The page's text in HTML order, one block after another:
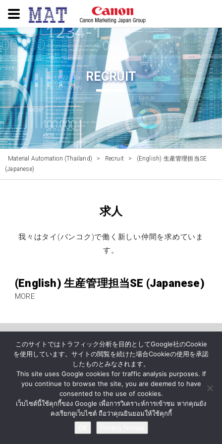
RECRUIT
Material Automation (Thailand) > Recruit >
(English) 生産管理担当SE
(Japanese)
求人
我々はタイ(バンコク)で働く新しい仲間を求めていま
す。
(English) 生産管理担当SE (Japanese)
MORE
プライバシー通知
© BY MATERIAL AUTOMATION ( THAILAND ) Co., Ltd.
このサイトではトラフィック分析を目的としてGoogle社のCookie
を使用しています。サイトの閲覧を続けた場合Cookieの使用を承諾
したものとみなされます。
This site uses Google cookies for traffic analysis purposes. If
you continue to browse the site, you are deemed to have
consented to the use of cookies.
เว็บไซต์นี้ใช้คุกกี้ของ Google เพื่อการวิเคราะห์การเข้าชม หากคุณยัง
คงเรียกดูเว็บไซต์ ถือว่าคุณยินยอมให้ใช้คุกกี้